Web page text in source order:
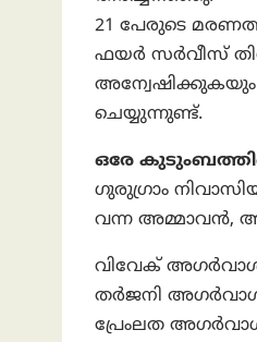
21 പേരുടെ
ഫയർ സർവീസ്
അന്വേഷിക്കുകയും
ചെയ്യുന്നുണ്ട്.
ഒരേ
ഗുരുഗ്രാം
വന്ന അമ്മാവൻ,
വിവേക്
തർജനി
പ്രേംലത